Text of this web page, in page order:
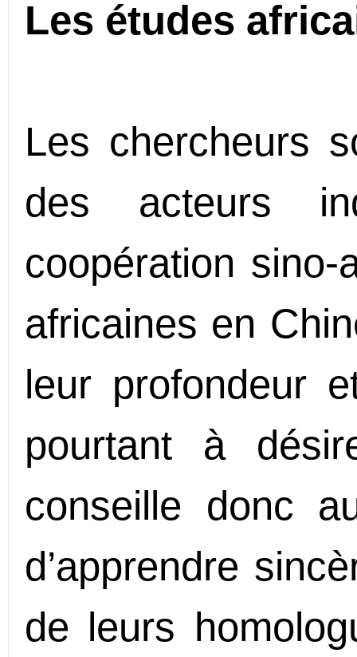
Les études
Les chercheurs
des acteurs
coopération
africaines en
leur profondeur
pourtant à
conseille donc
d’apprendre
de leurs